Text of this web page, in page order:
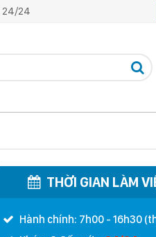
24/24
THỜI GIAN LÀM
Hành chính: 7h00 - 16h30